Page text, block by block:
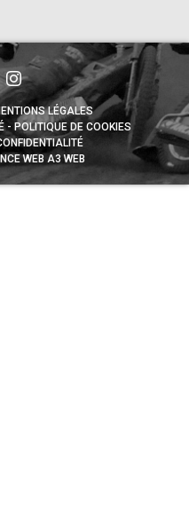
LÉGALES
POLITIQUE DE COOKIES
WEB A3 WEB